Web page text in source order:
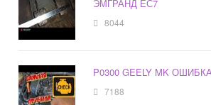
ЭМГРАНД ЕС7
8044
P0300 GEELY MK
7188